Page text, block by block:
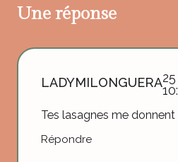
Une réponse
LADYMILONGUERA
Tes lasagnes me donnent
Répondre